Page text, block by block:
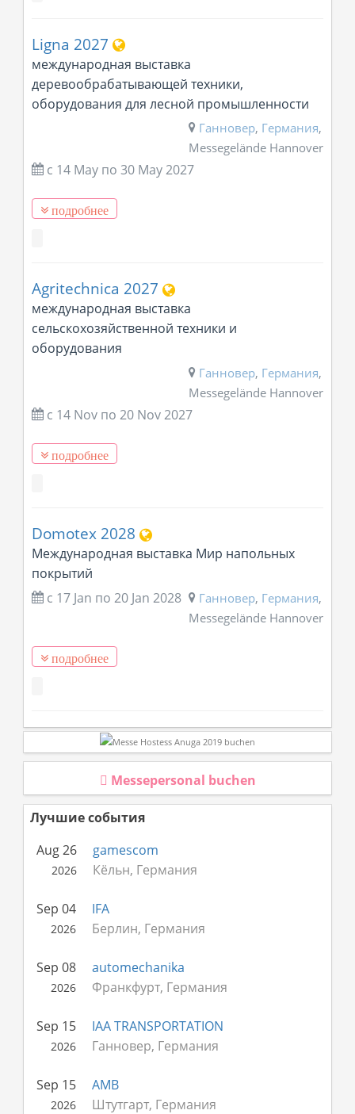
Ligna 2027
международная выставка
деревообрабатывающей техники,
оборудования для лесной промышленности
Ганновер, Германия,
Messegelände Hannover
с 14 May по 30 May 2027
подробнее
Agritechnica 2027
международная выставка
сельскохозяйственной техники и
оборудования
Ганновер, Германия,
Messegelände Hannover
с 14 Nov по 20 Nov 2027
подробнее
Domotex 2028
Международная выставка Мир напольных
покрытий
Ганновер, Германия,
Messegelände Hannover
с 17 Jan по 20 Jan 2028
подробнее
Messepersonal buchen
Лучшие события
Aug 26
2026
gamescom
Кёльн, Германия
Sep 04
2026
IFA
Берлин, Германия
Sep 08
2026
automechanika
Франкфурт, Германия
Sep 15
2026
IAA TRANSPORTATION
Ганновер, Германия
Sep 15
2026
AMB
Штутгарт, Германия